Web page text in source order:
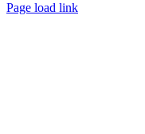
Page load link